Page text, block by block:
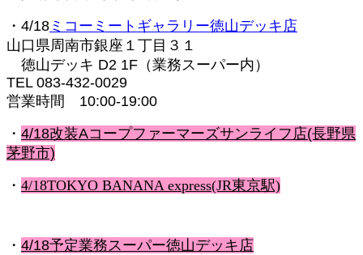
・4/18 ミコーミートギャラリー徳山デッキ店
山口県周南市銀座１丁目３１
徳山デッキ D2 1F（業務スーパー内）
TEL 083-432-0029
営業時間 10:00-19:00
・ 4/18改装Aコープファーマーズサンライフ店(長野県
茅野市)
・ 4/18TOKYO BANANA express(JR東京駅)
・ 4/18予定業務スーパー徳山デッキ店